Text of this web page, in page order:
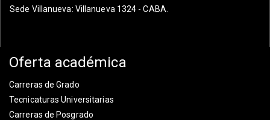
Sede Villanueva: Villanueva 1324 - CABA.
Oferta académica
Carreras de Grado
Tecnicaturas Universitarias
Carreras de Posgrado